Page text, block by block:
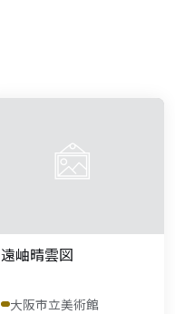
遠岫晴雲図
大阪市立美術館